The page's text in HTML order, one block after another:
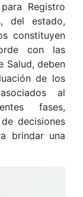
Registro
del estado,
constituyen
con las
Salud, deben
de los
al
fases,
decisiones
brindar una